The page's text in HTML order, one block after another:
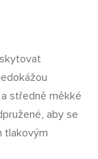
středně měkké
aby se
tlakovým